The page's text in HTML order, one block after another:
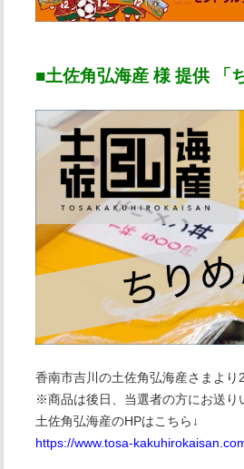
■土佐角弘海産 様 提供 「
香南市吉川の土佐角弘海産さまよ
※商品は後日、当選者の方にお送り
土佐角弘海産のHPはこちら↓
https://www.tosa-